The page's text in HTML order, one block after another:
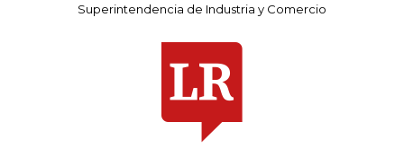
Superintendencia de Industria y Comercio